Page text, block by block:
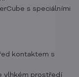
s speciálními
kontaktem s
vlhkém prostředí